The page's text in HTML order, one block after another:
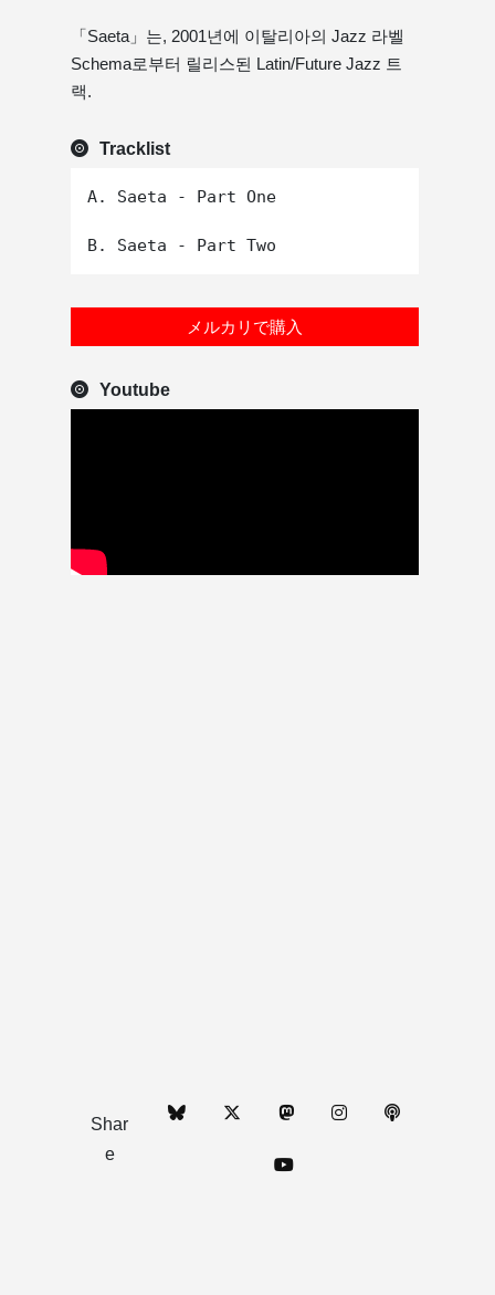
「Saeta」는, 2001년에 이탈리아의 Jazz 라벨
Schema로부터 릴리스된 Latin/Future Jazz 트
랙.
Tracklist
A. Saeta - Part One
メルカリで購入
Youtube
Shar
e